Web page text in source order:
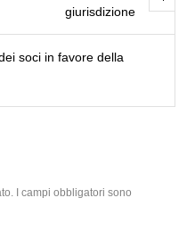
giurisdizione
soci in favore della
I campi obbligatori sono